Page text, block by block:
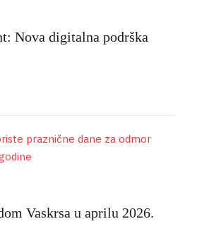
Nova digitalna podrška
Vaskrsa u aprilu 2026.